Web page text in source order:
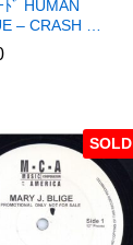
ﾄﾞ HUMAN
– CRASH …
SOLD